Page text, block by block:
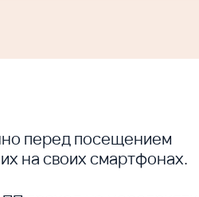
перед посещением
на своих смартфонах.